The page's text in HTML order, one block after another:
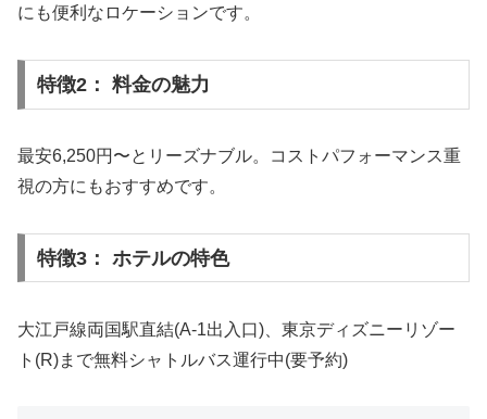
にも便利なロケーションです。
特徴2： 料金の魅力
最安6,250円〜とリーズナブル。コストパフォーマンス重
視の方にもおすすめです。
特徴3： ホテルの特色
大江戸線両国駅直結(A-1出入口)、東京ディズニーリゾー
ト(R)まで無料シャトルバス運行中(要予約)